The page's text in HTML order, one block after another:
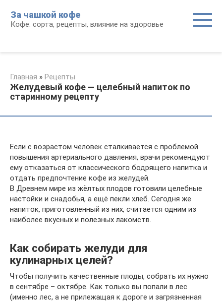
контенту
За чашкой кофе
Кофе: сорта, рецепты, влияние на здоровье
Главная » Рецепты
Желудевый кофе — целебный напиток по
старинному рецепту
Если с возрастом человек сталкивается с проблемой
повышения артериального давления, врачи рекомендуют
ему отказаться от классического бодрящего напитка и
отдать предпочтение кофе из желудей.
В Древнем мире из жёлтых плодов готовили целебные
настойки и снадобья, а ещё пекли хлеб. Сегодня же
напиток, приготовленный из них, считается одним из
наиболее вкусных и полезных лакомств.
Как собирать желуди для
кулинарных целей?
Чтобы получить качественные плоды, собрать их нужно
в сентябре – октябре. Как только вы попали в лес
(именно лес, а не прилежащая к дороге и загрязненная